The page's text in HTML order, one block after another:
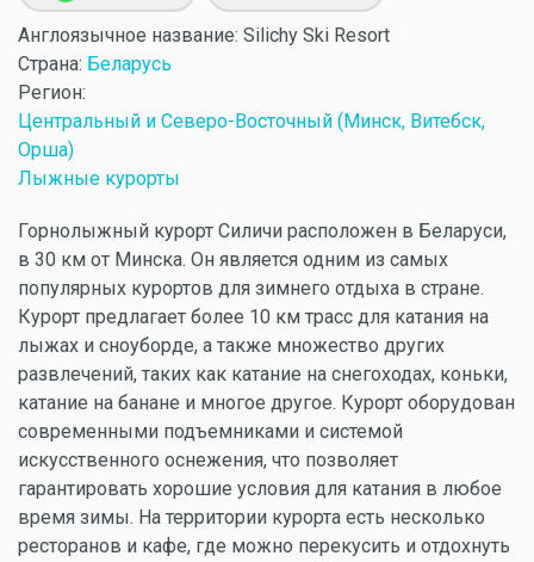
Англоязычное название: Silichy Ski Resort
Страна: Беларусь
Регион:
Центральный и Северо-Восточный (Минск, Витебск,
Орша)
Лыжные курорты
Горнолыжный курорт Силичи расположен в Беларуси,
в 30 км от Минска. Он является одним из самых
популярных курортов для зимнего отдыха в стране.
Курорт предлагает более 10 км трасс для катания на
лыжах и сноуборде, а также множество других
развлечений, таких как катание на снегоходах, коньки,
катание на банане и многое другое. Курорт оборудован
современными подъемниками и системой
искусственного оснежения, что позволяет
гарантировать хорошие условия для катания в любое
время зимы. На территории курорта есть несколько
ресторанов и кафе, где можно перекусить и отдохнуть